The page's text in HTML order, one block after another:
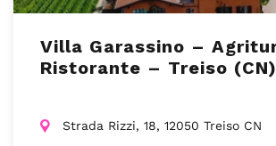
Villa Garassino – Agriturismo,
Ristorante – Treiso (CN)
Strada Rizzi, 18, 12050 Treiso CN